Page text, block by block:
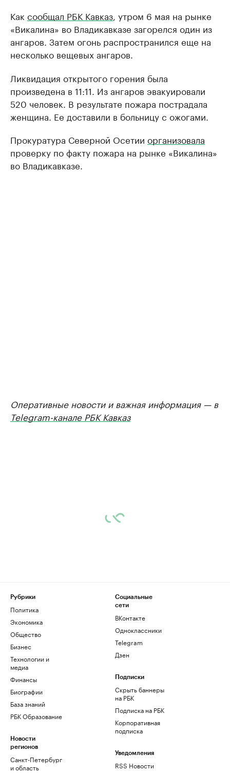
Как сообщал РБК Кавказ, утром 6 мая на рынке
«Викалина» во Владикавказе загорелся один из
ангаров. Затем огонь распространился еще на
несколько вещевых ангаров.
Ликвидация открытого горения была
произведена в 11:11. Из ангаров эвакуировали
520 человек. В результате пожара пострадала
женщина. Ее доставили в больницу с ожогами.
Прокуратура Северной Осетии организовала
проверку по факту пожара на рынке «Викалина»
во Владикавказе.
Оперативные новости и важная информация — в
Telegram-канале РБК Кавказ
Рубрики
Политика
Экономика
Общество
Бизнес
Технологии и
медиа
Финансы
Биографии
База знаний
РБК Образование
Новости
регионов
Санкт-Петербург
и область
Социальные
сети
ВКонтакте
Одноклассники
Telegram
Дзен
Подписки
Скрыть баннеры
на РБК
Подписка на РБК
Корпоративная
подписка
Уведомления
RSS Новости